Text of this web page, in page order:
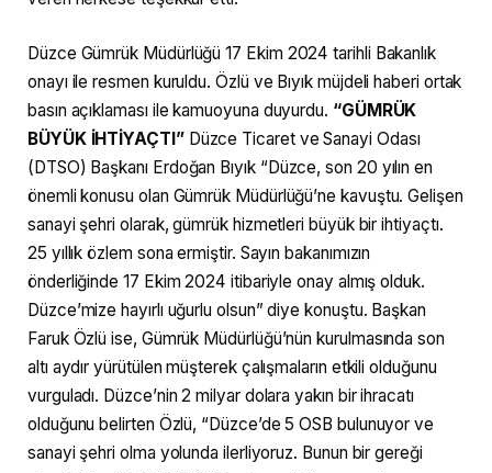
Düzce Gümrük Müdürlüğü 17 Ekim 2024 tarihli Bakanlık
onayı ile resmen kuruldu. Özlü ve Bıyık müjdeli haberi ortak
basın açıklaması ile kamuoyuna duyurdu. “GÜMRÜK
BÜYÜK İHTİYAÇTI”Düzce Ticaret ve Sanayi Odası
(DTSO) Başkanı Erdoğan Bıyık “Düzce, son 20 yılın en
önemli konusu olan Gümrük Müdürlüğü’ne kavuştu. Gelişen
sanayi şehri olarak, gümrük hizmetleri büyük bir ihtiyaçtı.
25 yıllık özlem sona ermiştir. Sayın bakanımızın
önderliğinde 17 Ekim 2024 itibariyle onay almış olduk.
Düzce’mize hayırlı uğurlu olsun” diye konuştu. Başkan
Faruk Özlü ise, Gümrük Müdürlüğü’nün kurulmasında son
altı aydır yürütülen müşterek çalışmaların etkili olduğunu
vurguladı. Düzce’nin 2 milyar dolara yakın bir ihracatı
olduğunu belirten Özlü, “Düzce’de 5 OSB bulunuyor ve
sanayi şehri olma yolunda ilerliyoruz. Bunun bir gereği